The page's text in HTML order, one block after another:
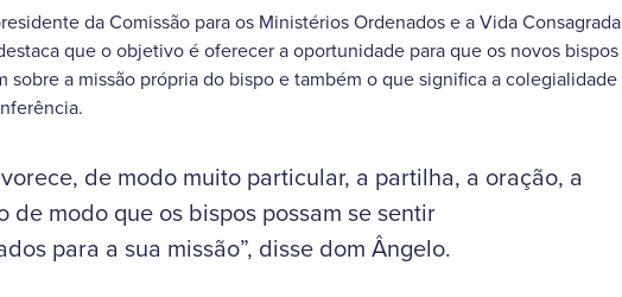
da Comissão para os Ministérios Ordenados e a Vida Consagrada
que o objetivo é oferecer a oportunidade para que os novos bispos
sobre a missão própria do bispo e também o que significa a colegialidade
de modo muito particular, a partilha, a oração, a
de modo que os bispos possam se sentir
para a sua missão”, disse dom Ângelo.